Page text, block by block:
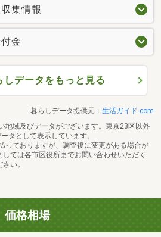
集情報
金
しデータをもっと見る
暮らしデータ提供元： 生活ガイド.com
地域及びデータがございます。東京23区以外
タとして表示しています。
っておりますが、調査後に変更がある場合が
ては各市区役所までお問い合わせいただく
い。
価格相場